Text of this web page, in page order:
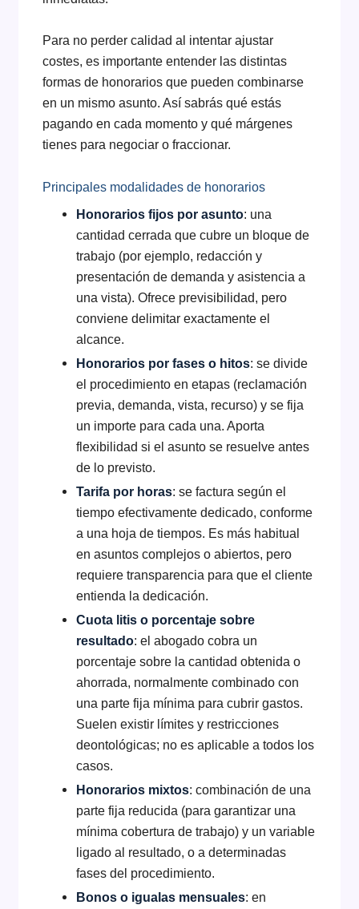
Para no perder calidad al intentar ajustar
costes, es importante entender las distintas
formas de honorarios que pueden combinarse
en un mismo asunto. Así sabrás qué estás
pagando en cada momento y qué márgenes
tienes para negociar o fraccionar.
Principales modalidades de honorarios
Honorarios fijos por asunto: una
cantidad cerrada que cubre un bloque de
trabajo (por ejemplo, redacción y
presentación de demanda y asistencia a
una vista). Ofrece previsibilidad, pero
conviene delimitar exactamente el
alcance.
Honorarios por fases o hitos: se divide
el procedimiento en etapas (reclamación
previa, demanda, vista, recurso) y se fija
un importe para cada una. Aporta
flexibilidad si el asunto se resuelve antes
de lo previsto.
Tarifa por horas: se factura según el
tiempo efectivamente dedicado, conforme
a una hoja de tiempos. Es más habitual
en asuntos complejos o abiertos, pero
requiere transparencia para que el cliente
entienda la dedicación.
Cuota litis o porcentaje sobre
resultado: el abogado cobra un
porcentaje sobre la cantidad obtenida o
ahorrada, normalmente combinado con
una parte fija mínima para cubrir gastos.
Suelen existir límites y restricciones
deontológicas; no es aplicable a todos los
casos.
Honorarios mixtos: combinación de una
parte fija reducida (para garantizar una
mínima cobertura de trabajo) y un variable
ligado al resultado, o a determinadas
fases del procedimiento.
Bonos o igualas mensuales: en